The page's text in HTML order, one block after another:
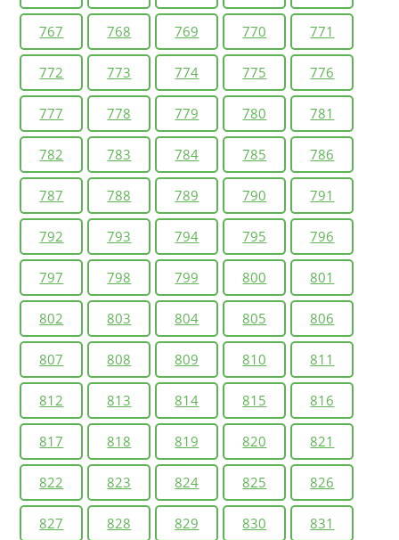
767 768 769 770 771
772 773 774 775 776
777 778 779 780 781
782 783 784 785 786
787 788 789 790 791
792 793 794 795 796
797 798 799 800 801
802 803 804 805 806
807 808 809 810 811
812 813 814 815 816
817 818 819 820 821
822 823 824 825 826
827 828 829 830 831